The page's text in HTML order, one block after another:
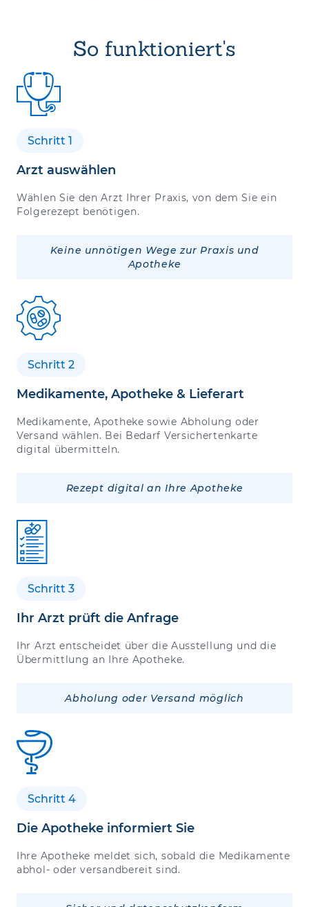
So funktioniert's
Schritt 1
Arzt auswählen
Wählen Sie den Arzt Ihrer Praxis, von dem Sie ein
Folgerezept benötigen.
Keine unnötigen Wege zur Praxis und
Apotheke
Schritt 2
Medikamente, Apotheke & Lieferart
Medikamente, Apotheke sowie Abholung oder
Versand wählen. Bei Bedarf Versichertenkarte
digital übermitteln.
Rezept digital an Ihre Apotheke
Schritt 3
Ihr Arzt prüft die Anfrage
Ihr Arzt entscheidet über die Ausstellung und die
Übermittlung an Ihre Apotheke.
Abholung oder Versand möglich
Schritt 4
Die Apotheke informiert Sie
Ihre Apotheke meldet sich, sobald die Medikamente
abhol- oder versandbereit sind.